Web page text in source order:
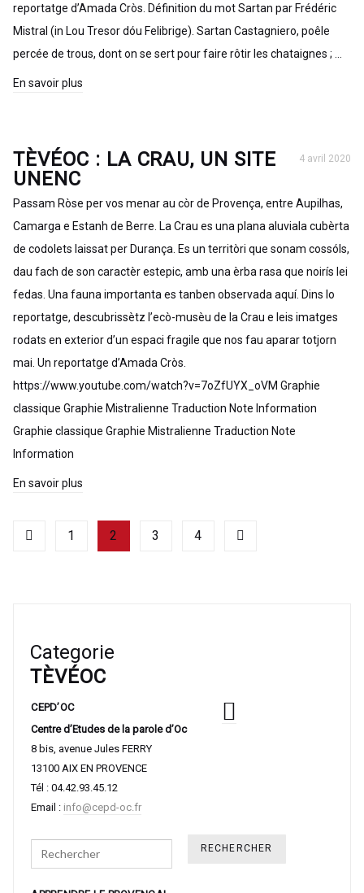
reportatge d’Amada Cròs. Définition du mot Sartan par Frédéric
Mistral (in Lou Tresor dóu Felibrige). Sartan Castagniero, poêle
percée de trous, dont on se sert pour faire rôtir les chataignes ; …
En savoir plus
TÈVÉOC : LA CRAU, UN SITE
UNENC
4 avril 2020
Passam Ròse per vos menar au còr de Provença, entre Aupilhas,
Camarga e Estanh de Berre. La Crau es una plana aluviala cubèrta
de codolets laissat per Durança. Es un territòri que sonam cossóls,
dau fach de son caractèr estepic, amb una èrba rasa que noirís lei
fedas. Una fauna importanta es tanben observada aquí. Dins lo
reportatge, descubrissètz l’ecò-musèu de la Crau e leis imatges
rodats en exterior d’un espaci fragile que nos fau aparar totjorn
mai. Un reportatge d’Amada Cròs.
https://www.youtube.com/watch?v=7oZfUYX_oVM Graphie
classique Graphie Mistralienne Traduction Note Information
Graphie classique Graphie Mistralienne Traduction Note
Information
En savoir plus
1 2 3 4
Categorie
TÈVÉOC
CEPD’OC
Centre d’Etudes de la parole d’Oc
8 bis, avenue Jules FERRY
13100 AIX EN PROVENCE
Tél : 04.42.93.45.12
Email : info@cepd-oc.fr
Search